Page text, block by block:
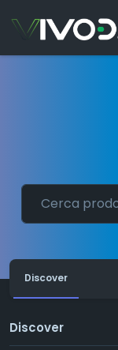
Discover
Discover